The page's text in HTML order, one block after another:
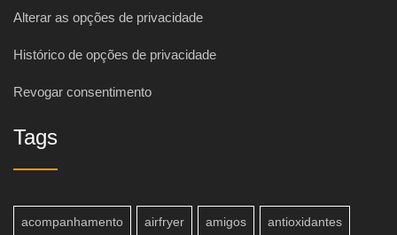
Alterar as opções de privacidade
Histórico de opções de privacidade
Revogar consentimento
Tags
acompanhamento airfryer amigos antioxidantes